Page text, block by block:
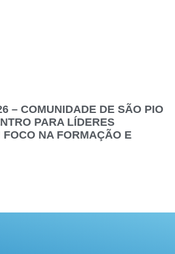
– COMUNIDADE DE SÃO PIO
PARA LÍDERES
NA FORMAÇÃO E